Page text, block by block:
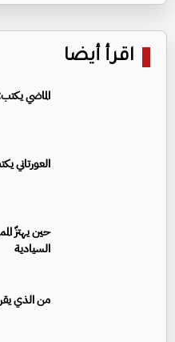
اقرأ أيضا
الماضي
العورتاني
حين يهتزّ
السيادية
من الذي